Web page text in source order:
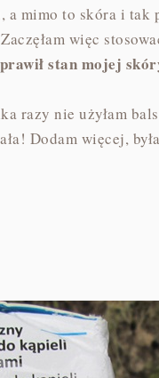
mimo to skóra i tak
więc
stan mojej
razy nie użyłam
Dodam więcej,